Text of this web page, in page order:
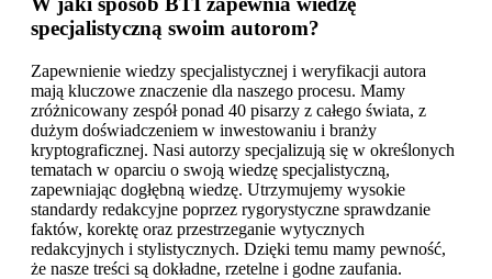
specjalistyczną swoim autorom?
Zapewnienie wiedzy specjalistycznej i weryfikacji autora
mają kluczowe znaczenie dla naszego procesu. Mamy
zróżnicowany zespół ponad 40 pisarzy z całego świata, z
dużym doświadczeniem w inwestowaniu i branży
kryptograficznej. Nasi autorzy specjalizują się w określonych
tematach w oparciu o swoją wiedzę specjalistyczną,
zapewniając dogłębną wiedzę. Utrzymujemy wysokie
standardy redakcyjne poprzez rygorystyczne sprawdzanie
faktów, korektę oraz przestrzeganie wytycznych
redakcyjnych i stylistycznych. Dzięki temu mamy pewność,
że nasze treści są dokładne, rzetelne i godne zaufania.